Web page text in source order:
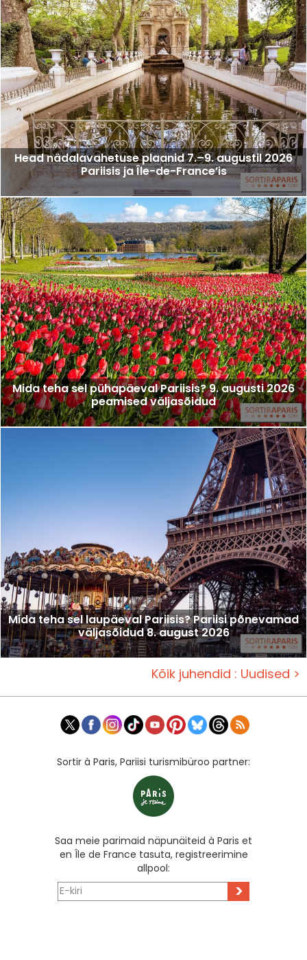
Head nädalavahetuse plaanid 7.–9. augustil 2026
Pariisis ja Île-de-France’is
Mida teha sel pühapäeval Pariisis? 9. augusti 2026
peamised väljasõidud
Mida teha sel laupäeval Pariisis? Pariisi põnevamad
väljasõidud 8. august 2026
Kõik juhendid : Uudised >
Sortir à Paris, Pariisi turismibüroo partner:
Saa meie parimaid näpunäiteid à Paris et
en Île de France tasuta, registreerimine
allpool:
>